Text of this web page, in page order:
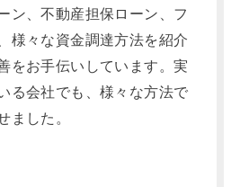
ン、不動産担保ローン、フ
様々な資金調達方法を紹介
をお手伝いしています。実
る会社でも、様々な方法で
ました。